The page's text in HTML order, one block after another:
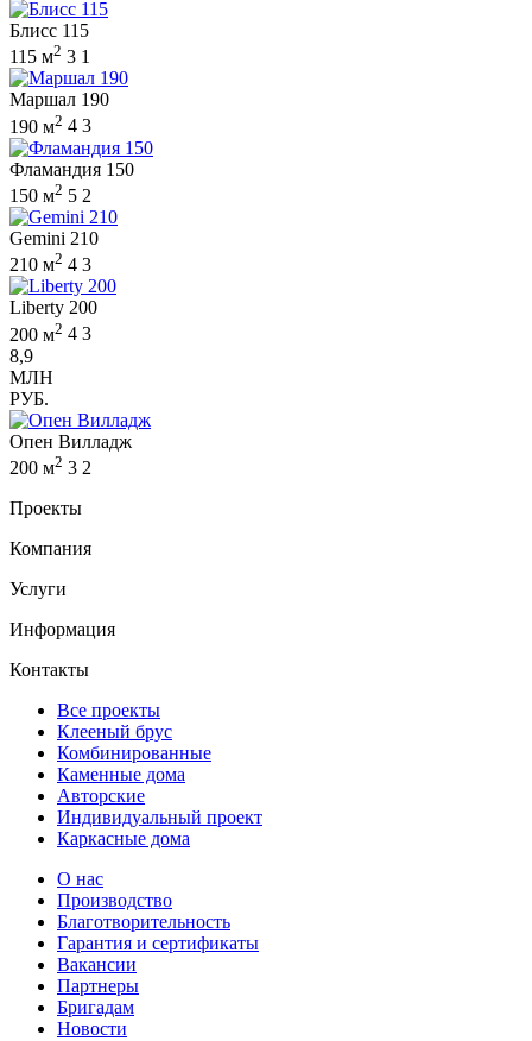
Блисс 115
115 м2 3 1
Маршал 190
190 м2 4 3
Фламандия 150
150 м2 5 2
Gemini 210
210 м2 4 3
Liberty 200
200 м2 4 3
8,9
МЛН
РУБ.
Опен Вилладж
200 м2 3 2
Проекты
Компания
Услуги
Информация
Контакты
Все проекты
Клееный брус
Комбинированные
Каменные дома
Авторские
Индивидуальный проект
Каркасные дома
О нас
Производство
Благотворительность
Гарантия и сертификаты
Вакансии
Партнеры
Бригадам
Новости